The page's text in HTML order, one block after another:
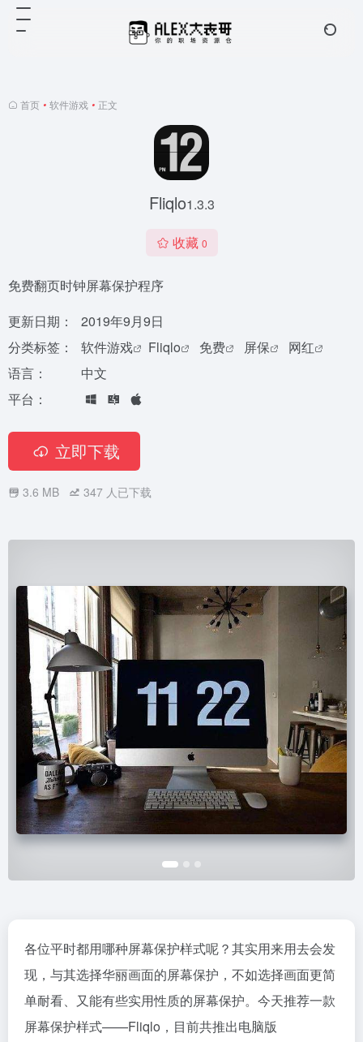
首页 • 软件游戏 • 正文
Fliqlo1.3.3
收藏 0
免费翻页时钟屏幕保护程序
更新日期：
2019年9月9日
分类标签：
软件游戏 Fliqlo 免费 屏保
网红
语言：
中文
平台：
立即下载
3.6 MB 347 人已下载
各位平时都用哪种屏幕保护样式呢？其实用来用去会发
现，与其选择华丽画面的屏幕保护，不如选择画面更简
单耐看、又能有些实用性质的屏幕保护。今天推荐一款
屏幕保护样式——Fliqlo，目前共推出电脑版